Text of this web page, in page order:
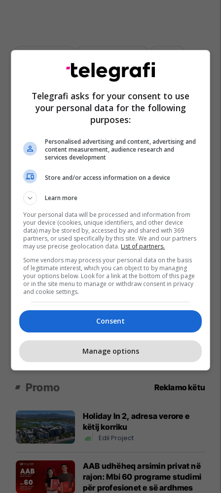
Infarkti I Zemrës Plazhet E Shqipërisë Viktima
Promo Reklamo këtu
Holiday In 2, adresa verore e
këtij korriku
Edil Project
AAB udhëheq arsimin privat në
rajon: Mbi 60 programe studimi
për profesionet e së ardhmes
Telegrafi asks for your consent to use
your personal data for the following
purposes:
Personalised advertising and content, advertising and
content measurement, audience research and
services development
Store and/or access information on a device
Learn more
Your personal data will be processed and information from
your device (cookies, unique identifiers, and other device
data) may be stored by, accessed by and shared with 369
partners, or used specifically by this site. We and our partners
may use precise geolocation data. List of partners.
Some vendors may process your personal data on the basis
of legitimate interest, which you can object to by managing
your options below. Look for a link at the bottom of this page
or in the site menu to manage or withdraw consent in privacy
and cookie settings.
Consent
Manage options